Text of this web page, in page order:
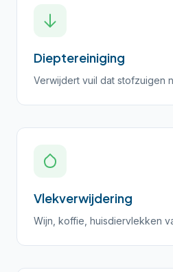
Dieptereiniging
Verwijdert vuil dat stofzuigen
Vlekverwijdering
Wijn, koffie, huisdiervlekken